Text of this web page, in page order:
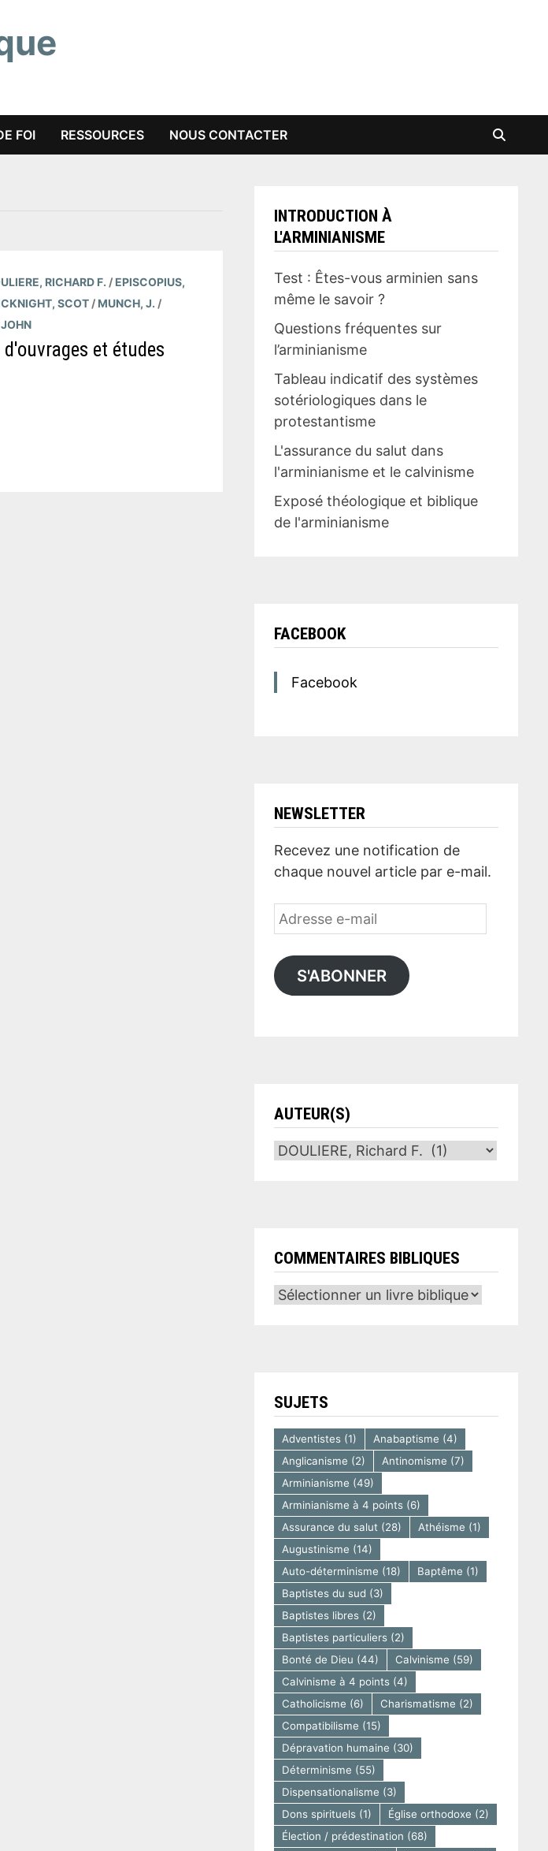
FOI RESSOURCES NOUS CONTACTER
RICHARD F. / EPISCOPIUS,
SCOT / MUNCH, J. /
et études
INTRODUCTION À
L'ARMINIANISME
Test : Êtes-vous arminien sans
même le savoir ?
Questions fréquentes sur
l’arminianisme
Tableau indicatif des systèmes
sotériologiques dans le
protestantisme
L'assurance du salut dans
l'arminianisme et le calvinisme
Exposé théologique et biblique
de l'arminianisme
FACEBOOK
Facebook
NEWSLETTER
Recevez une notification de
chaque nouvel article par e-mail.
Adresse
e-
mail
S'ABONNER
AUTEUR(S)
COMMENTAIRES BIBLIQUES
SUJETS
Adventistes(1) Anabaptisme (4)
Anglicanisme (2) Antinomisme (7)
Arminianisme (49)
Arminianisme à 4 points(6)
Assurance du salut (28) Athéisme (1)
Augustinisme (14)
Auto-déterminisme (18) Baptême (1)
Baptistes du sud (3)
Baptistes libres(2)
Baptistes particuliers(2)
Bonté de Dieu (44) Calvinisme (59)
Calvinisme à 4 points(4)
Catholicisme (6) Charismatisme (2)
Compatibilisme (15)
Dépravation humaine (30)
Déterminisme (55)
Dispensationalisme (3)
Dons spirituels(1) Église orthodoxe (2)
Élection / prédestination (68)